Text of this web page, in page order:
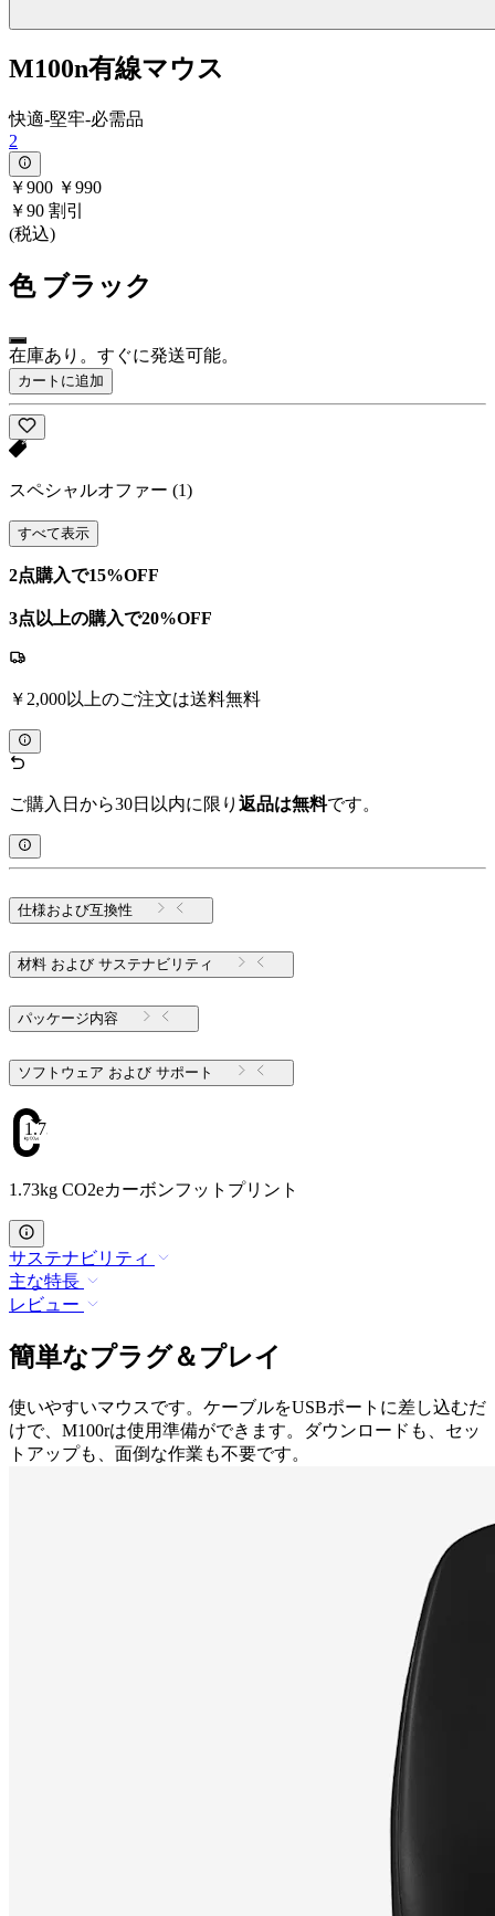
M100n有線マウス
快適-堅牢-必需品
2
￥900 ￥990
￥90 割引
(税込)
色 ブラック
在庫あり。すぐに発送可能。
カートに追加
スペシャルオファー (1)
すべて表示
2点購入で15%OFF
3点以上の購入で20%OFF
￥2,000以上のご注文は送料無料
ご購入日から30日以内に限り 返品は無料です。
仕様および互換性
材料 および サステナビリティ
パッケージ内容
ソフトウェア および サポート
1.73
1.73kg CO2eカーボンフットプリント
サステナビリティ
主な特長
レビュー
簡単なプラグ＆プレイ
使いやすいマウスです。ケーブルをUSBポートに差し込むだ
けで、M100rは使用準備ができます。ダウンロードも、セッ
トアップも、面倒な作業も不要です。